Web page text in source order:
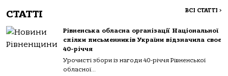
СТАТТІ ВСІ СТАТТІ >
Рівненська обласна організації Національної
спілки письменників України відзначила своє
40-річчя
Урочисті збори із нагоди 40-річчя Рівненської
обласної...